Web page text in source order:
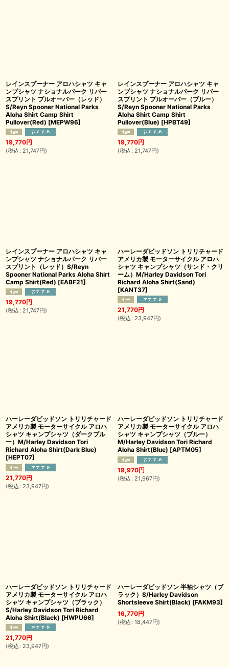
レインスプーナー アロハシャツ キャ
ンプシャツ ナショナルパーク リバー
スプリント プルオーバー（レッド）
S/Reyn Spooner National Parks
Aloha Shirt Camp Shirt
Pullover(Red) [MEPW96]
19,770円
(税込 : 21,747円)
レインスプーナー アロハシャツ キャ
ンプシャツ ナショナルパーク リバー
スプリント プルオーバー（ブルー）
S/Reyn Spooner National Parks
Aloha Shirt Camp Shirt
Pullover(Blue) [HPBT49]
19,770円
(税込 : 21,747円)
レインスプーナー アロハシャツ キャ
ンプシャツ ナショナルパーク リバー
スプリント（レッド）S/Reyn
Spooner National Parks Aloha Shirt
Camp Shirt(Red) [EABF21]
19,770円
(税込 : 21,747円)
ハーレーダビッドソン トリリチャード
アメリカ製 モーターサイクル アロハ
シャツ キャンプシャツ（サンド・クリ
ーム）M/Harley Davidson Tori
Richard Aloha Shirt(Sand)
[KANT37]
21,770円
(税込 : 23,947円)
ハーレーダビッドソン トリリチャード
アメリカ製 モーターサイクル アロハ
シャツ キャンプシャツ（ダークブル
ー）M/Harley Davidson Tori
Richard Aloha Shirt(Dark Blue)
[HEPT07]
21,770円
(税込 : 23,947円)
ハーレーダビッドソン トリリチャード
アメリカ製 モーターサイクル アロハ
シャツ キャンプシャツ（ブルー）
M/Harley Davidson Tori Richard
Aloha Shirt(Blue) [APTM05]
19,970円
(税込 : 21,967円)
ハーレーダビッドソン トリリチャード
アメリカ製 モーターサイクル アロハ
シャツ キャンプシャツ（ブラック）
S/Harley Davidson Tori Richard
Aloha Shirt(Black) [HWPU66]
21,770円
(税込 : 23,947円)
ハーレーダビッドソン 半袖シャツ（ブ
ラック）S/Harley Davidson
Shortsleeve Shirt(Black) [FAKM93]
16,770円
(税込 : 18,447円)